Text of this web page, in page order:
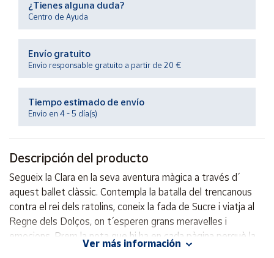
Productos
Solidarios
Ayuda
Centro
de ayuda
Contacto
Vendedores
Mapa de
vendedores
Hazte
vendedor
¿Tienes alguna duda?
Centro de Ayuda
Envío gratuito
Envío responsable gratuito a partir de 20 €
Tiempo estimado de envío
Envío en 4 - 5 día(s)
Descripción del producto
Segueix la Clara en la seva aventura màgica a través d´
aquest ballet clàssic. Contempla la batalla del trencanous
contra el rei dels ratolins, coneix la fada de Sucre i viatja al
Regne dels Dolços, on t´ esperen grans meravelles i
emocions. Prem la nota que hi ha en cada pàgina perquè la
història cobri vida amb la música d´ "El trencanous" de
Ver más información